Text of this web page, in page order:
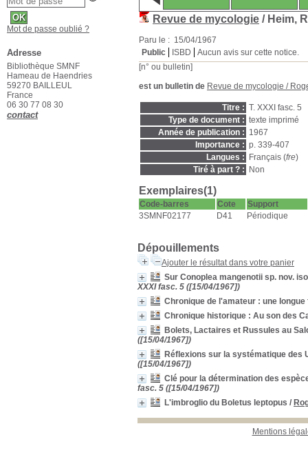
Revue de mycologie / Heim,
Paru le : 15/04/1967
Public
ISBD
Aucun avis sur cette notice.
[n° ou bulletin]
est un bulletin de Revue de mycologie /
Titre : T. XXXI fasc. 5
Type de document : texte imprimé
Année de publication : 1967
Importance : p. 339-407
Langues :
Français (fre)
Tiré à part ? :
Non
Exemplaires(1)
Code-barres Cote
Support
3SMNF02177
D41 Périodique
Dépouillements
Ajouter le résultat dans votre panier
Sur Conoplea mangenotii sp. nov.
XXXI fasc. 5 ([15/04/1967])
Chronique de l'amateur : une longue
Chronique historique : Au son des
Bolets, Lactaires et Russules au
([15/04/1967])
Réflexions sur la systématique des
([15/04/1967])
Clé pour la détermination des
fasc. 5 ([15/04/1967])
L'imbroglio du Boletus leptopus /
Mentions
Mot de passe oublié ?
Adresse
Bibliothèque SMNF
Hameau de Haendries
59270 BAILLEUL
France
06 30 77 08 30
contact